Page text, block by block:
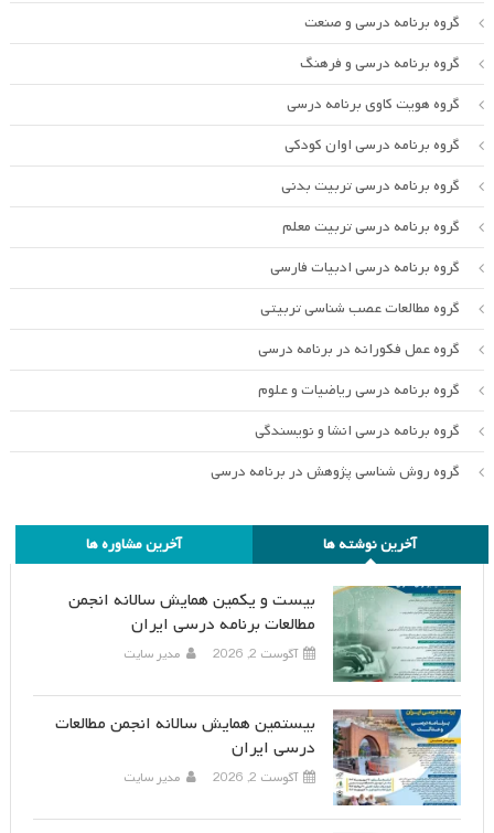
گروه برنامه درسی و صنعت
گروه برنامه درسی و فرهنگ
گروه هویت کاوی برنامه درسی
گروه برنامه درسی اوان کودکی
گروه برنامه درسی تربیت بدنی
گروه برنامه درسی تربیت معلم
گروه برنامه درسی ادبیات فارسی
گروه مطالعات عصب شناسی تربیتی
گروه عمل فکورانه در برنامه درسی
گروه برنامه درسی ریاضیات و علوم
گروه برنامه درسی انشا و نویسندگی
گروه روش شناسی پژوهش در برنامه درسی
آخرین نوشته ها آخرین مشاوره ها
بیست و یکمین همایش سالانه انجمن
مطالعات برنامه درسی ایران
آگوست 2, 2026 مدیر سایت
بیستمین همایش سالانه انجمن مطالعات
درسی ایران
آگوست 2, 2026 مدیر سایت